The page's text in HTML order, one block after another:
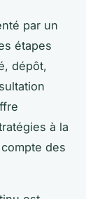
par un
étapes
dépôt,
à la
des